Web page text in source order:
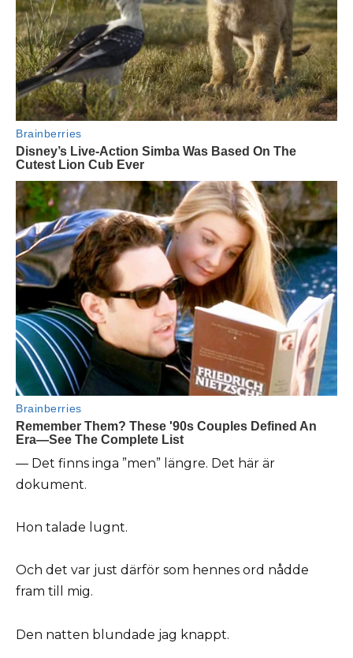
— Det finns inga ”men” längre. Det här är
dokument.
Hon talade lugnt.
Och det var just därför som hennes ord nådde
fram till mig.
Den natten blundade jag knappt.